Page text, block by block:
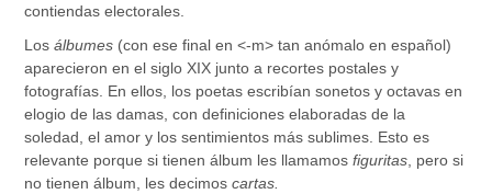
contiendas electorales.
Losálbumes (con ese final en <-m> tan anómalo en español)
aparecieron en el siglo XIX junto a recortes postales y
fotografías. En ellos, los poetas escribían sonetos y octavas en
elogio de las damas, con definiciones elaboradas de la
soledad, el amor y los sentimientos más sublimes. Esto es
relevante porque si tienen álbum les llamamosfiguritas , pero si
no tienen álbum, les decimoscartas.